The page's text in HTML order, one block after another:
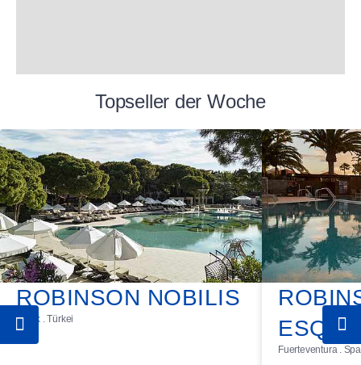
Topseller der Woche
ROBINSON NOBILIS
Belek . Türkei
Fuerteventura .